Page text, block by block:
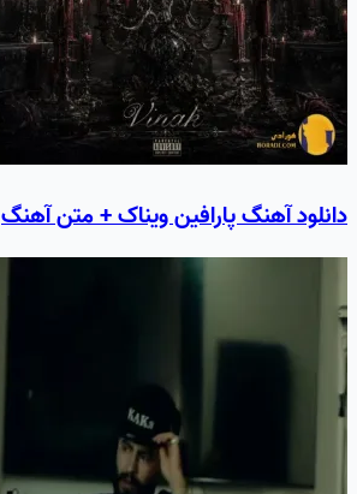
دانلود آهنگ پارافین ویناک + متن آهنگ